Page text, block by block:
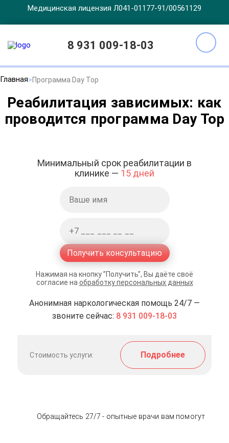
Медицинская лицензия Л041-01177-91/00561129
8 931 009-18-03
Главная Программа Day Top
Реабилитация зависимых: как
проводится программа Day Top
Минимальный срок реабилитации в
клинике — 15 дней
Получить консультацию
Нажимая на кнопку ”Получить”, Вы даёте своё
согласие на обработку персональных данных
Анонимная наркологическая помощь 24/7 —
звоните сейчас: 8 931 009-18-03
Стоимость услуги: Подробнее
Обращайтесь 27/7 - опытные врачи вам помогут